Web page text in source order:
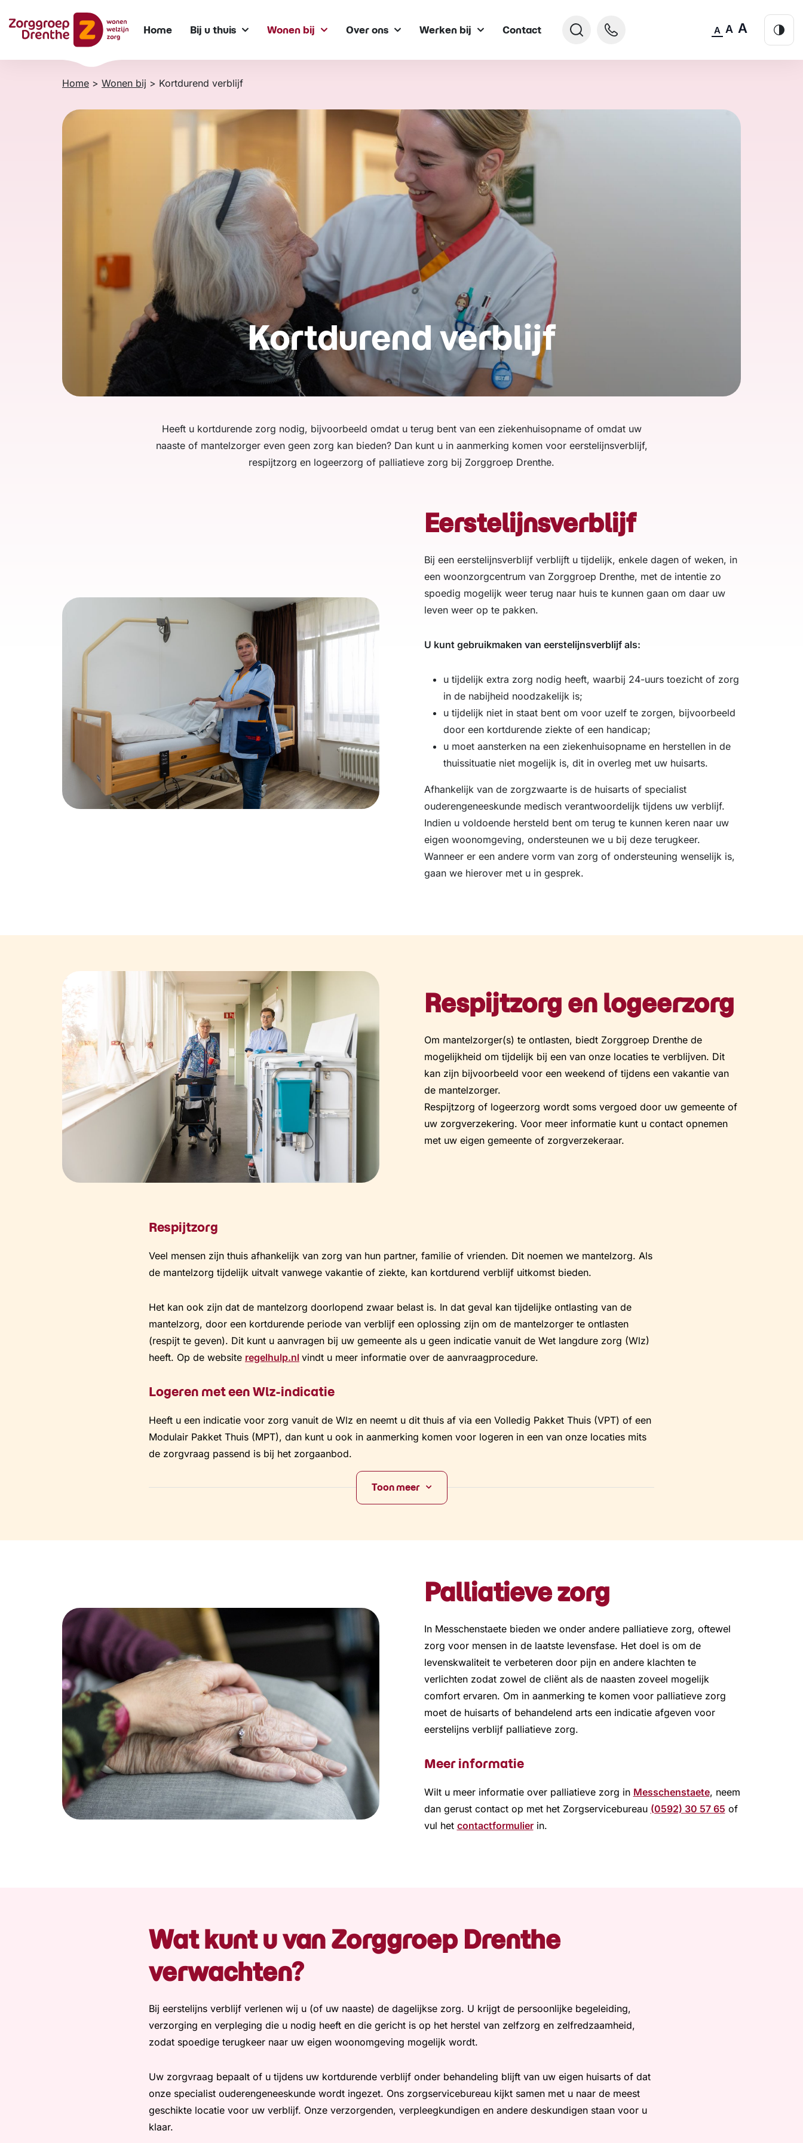
naar
content
Home Bij u thuis Wonen bij Over ons Werken bij Contact A A A
Home > Wonen bij > Kortdurend verblijf
Kortdurend verblijf
Heeft u kortdurende zorg nodig, bijvoorbeeld omdat u terug bent van een ziekenhuisopname of omdat uw
naaste of mantelzorger even geen zorg kan bieden? Dan kunt u in aanmerking komen voor eerstelijnsverblijf,
respijtzorg en logeerzorg of palliatieve zorg bij Zorggroep Drenthe.
Eerstelijnsverblijf
Bij een eerstelijnsverblijf verblijft u tijdelijk, enkele dagen of weken, in
een woonzorgcentrum van Zorggroep Drenthe, met de intentie zo
spoedig mogelijk weer terug naar huis te kunnen gaan om daar uw
leven weer op te pakken.
U kunt gebruikmaken van eerstelijnsverblijf als:
u tijdelijk extra zorg nodig heeft, waarbij 24-uurs toezicht of zorg
in de nabijheid noodzakelijk is;
u tijdelijk niet in staat bent om voor uzelf te zorgen, bijvoorbeeld
door een kortdurende ziekte of een handicap;
u moet aansterken na een ziekenhuisopname en herstellen in de
thuissituatie niet mogelijk is, dit in overleg met uw huisarts.
Afhankelijk van de zorgzwaarte is de huisarts of specialist
ouderengeneeskunde medisch verantwoordelijk tijdens uw verblijf.
Indien u voldoende hersteld bent om terug te kunnen keren naar uw
eigen woonomgeving, ondersteunen we u bij deze terugkeer.
Wanneer er een andere vorm van zorg of ondersteuning wenselijk is,
gaan we hierover met u in gesprek.
Respijtzorg en logeerzorg
Om mantelzorger(s) te ontlasten, biedt Zorggroep Drenthe de
mogelijkheid om tijdelijk bij een van onze locaties te verblijven. Dit
kan zijn bijvoorbeeld voor een weekend of tijdens een vakantie van
de mantelzorger.
Respijtzorg of logeerzorg wordt soms vergoed door uw gemeente of
uw zorgverzekering. Voor meer informatie kunt u contact opnemen
met uw eigen gemeente of zorgverzekeraar.
Respijtzorg
Veel mensen zijn thuis afhankelijk van zorg van hun partner, familie of vrienden. Dit noemen we mantelzorg. Als
de mantelzorg tijdelijk uitvalt vanwege vakantie of ziekte, kan kortdurend verblijf uitkomst bieden.
Het kan ook zijn dat de mantelzorg doorlopend zwaar belast is. In dat geval kan tijdelijke ontlasting van de
mantelzorg, door een kortdurende periode van verblijf een oplossing zijn om de mantelzorger te ontlasten
(respijt te geven). Dit kunt u aanvragen bij uw gemeente als u geen indicatie vanuit de Wet langdure zorg (Wlz)
heeft. Op de website regelhulp.nl vindt u meer informatie over de aanvraagprocedure.
Logeren met een Wlz-indicatie
Heeft u een indicatie voor zorg vanuit de Wlz en neemt u dit thuis af via een Volledig Pakket Thuis (VPT) of een
Modulair Pakket Thuis (MPT), dan kunt u ook in aanmerking komen voor logeren in een van onze locaties mits
de zorgvraag passend is bij het zorgaanbod.
Toon meer
Palliatieve zorg
In Messchenstaete bieden we onder andere palliatieve zorg, oftewel
zorg voor mensen in de laatste levensfase. Het doel is om de
levenskwaliteit te verbeteren door pijn en andere klachten te
verlichten zodat zowel de cliënt als de naasten zoveel mogelijk
comfort ervaren. Om in aanmerking te komen voor palliatieve zorg
moet de huisarts of behandelend arts een indicatie afgeven voor
eerstelijns verblijf palliatieve zorg.
Meer informatie
Wilt u meer informatie over palliatieve zorg in Messchenstaete, neem
dan gerust contact op met het Zorgservicebureau (0592) 30 57 65 of
vul het contactformulierin.
Wat kunt u van Zorggroep Drenthe
verwachten?
Bij eerstelijns verblijf verlenen wij u (of uw naaste) de dagelijkse zorg. U krijgt de persoonlijke begeleiding,
verzorging en verpleging die u nodig heeft en die gericht is op het herstel van zelfzorg en zelfredzaamheid,
zodat spoedige terugkeer naar uw eigen woonomgeving mogelijk wordt.
Uw zorgvraag bepaalt of u tijdens uw kortdurende verblijf onder behandeling blijft van uw eigen huisarts of dat
onze specialist ouderengeneeskunde wordt ingezet. Ons zorgservicebureau kijkt samen met u naar de meest
geschikte locatie voor uw verblijf. Onze verzorgenden, verpleegkundigen en andere deskundigen staan voor u
klaar.